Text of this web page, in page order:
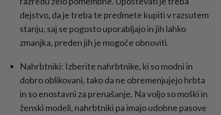
dejstvo, da je treba te predmete kupiti v razsutem
stanju, saj se pogosto uporabljajo in jih lahko
zmanjka, preden jih je mogoče obnoviti.
Nahrbtniki: Izberite nahrbtnike, ki so modni in
dobro oblikovani, tako da ne obremenjujejo hrbta
in so enostavni za prenašanje. Na voljo so moški in
ženski modeli, nahrbtniki pa imajo udobne pasove